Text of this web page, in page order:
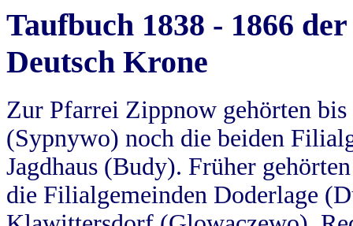
Taufbuch 1838 - 1866
Deutsch Krone
Zur Pfarrei Zippnow gehörten
(Sypnywo) noch die beiden
Jagdhaus (Budy). Früher
die Filialgemeinden Doderlage